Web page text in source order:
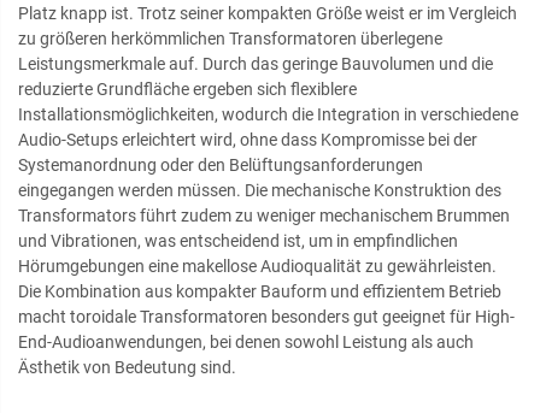
Platz knapp ist. Trotz seiner kompakten Größe weist er im Vergleich
zu größeren herkömmlichen Transformatoren überlegene
Leistungsmerkmale auf. Durch das geringe Bauvolumen und die
reduzierte Grundfläche ergeben sich flexiblere
Installationsmöglichkeiten, wodurch die Integration in verschiedene
Audio-Setups erleichtert wird, ohne dass Kompromisse bei der
Systemanordnung oder den Belüftungsanforderungen
eingegangen werden müssen. Die mechanische Konstruktion des
Transformators führt zudem zu weniger mechanischem Brummen
und Vibrationen, was entscheidend ist, um in empfindlichen
Hörumgebungen eine makellose Audioqualität zu gewährleisten.
Die Kombination aus kompakter Bauform und effizientem Betrieb
macht toroidale Transformatoren besonders gut geeignet für High-
End-Audioanwendungen, bei denen sowohl Leistung als auch
Ästhetik von Bedeutung sind.